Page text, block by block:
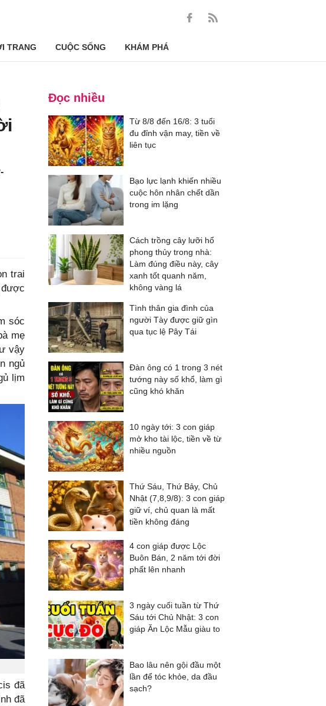
TRANG CUỘC SỐNG KHÁM PHÁ
trai
được
sóc
mẹ
vậy
ngủ
lịm
đã
đã
Đọc nhiều
Từ 8/8 đến 16/8: 3 tuổi
đu đỉnh vận may, tiền về
liên tục
Bạo lực lạnh khiến nhiều
cuộc hôn nhân chết dần
trong im lặng
Cách trồng cây lưỡi hổ
phong thủy trong nhà:
Làm đúng điều này, cây
xanh tốt quanh năm,
không vàng lá
Tình thân gia đình của
người Tày được giữ gìn
qua tục lệ Pây Tái
Đàn ông có 1 trong 3 nét
tướng này số khổ, làm gì
cũng khó khăn
10 ngày tới: 3 con giáp
mở kho tài lộc, tiền về từ
nhiều nguồn
Thứ Sáu, Thứ Bảy, Chủ
Nhật (7,8,9/8): 3 con giáp
giữ ví, chủ quan là mất
tiền không đáng
4 con giáp được Lộc
Buôn Bán, 2 năm tới đời
phất lên nhanh
3 ngày cuối tuần từ Thứ
Sáu tới Chủ Nhật: 3 con
giáp Ăn Lộc Mẫu giàu to
Bao lâu nên gội đầu một
lần để tóc khỏe, da đầu
sạch?